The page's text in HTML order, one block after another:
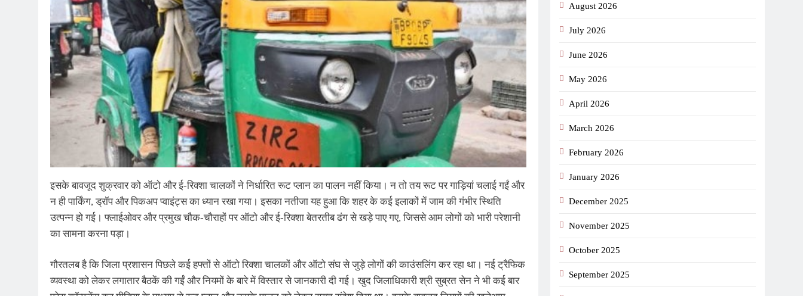
इसके बावजूद शुक्रवार को ऑटो और ई-रिक्शा चालकों ने निर्धारित रूट प्लान का पालन नहीं किया। न तो तय रूट पर गाड़ियां चलाई गईं और
न ही पार्किंग, ड्रॉप और पिकअप प्वाइंट्स का ध्यान रखा गया। इसका नतीजा यह हुआ कि शहर के कई इलाकों में जाम की गंभीर स्थिति
उत्पन्न हो गई। फ्लाईओवर और प्रमुख चौक-चौराहों पर ऑटो और ई-रिक्शा बेतरतीब ढंग से खड़े पाए गए, जिससे आम लोगों को भारी परेशानी
का सामना करना पड़ा।
गौरतलब है कि जिला प्रशासन पिछले कई हफ्तों से ऑटो रिक्शा चालकों और ऑटो संघ से जुड़े लोगों की काउंसलिंग कर रहा था। नई ट्रैफिक
व्यवस्था को लेकर लगातार बैठकें की गईं और नियमों के बारे में विस्तार से जानकारी दी गई। खुद जिलाधिकारी श्री सुब्रत सेन ने भी कई बार
August 2026
July 2026
June 2026
May 2026
April 2026
March 2026
February 2026
January 2026
December 2025
November 2025
October 2025
September 2025